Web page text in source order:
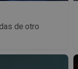
de otro